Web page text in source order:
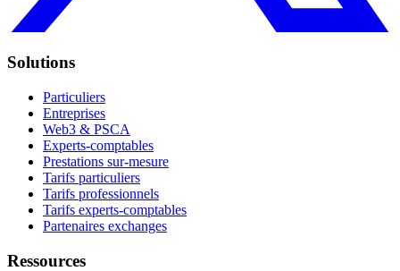
Solutions
Particuliers
Entreprises
Web3 & PSCA
Experts-comptables
Prestations sur-mesure
Tarifs particuliers
Tarifs professionnels
Tarifs experts-comptables
Partenaires exchanges
Ressources